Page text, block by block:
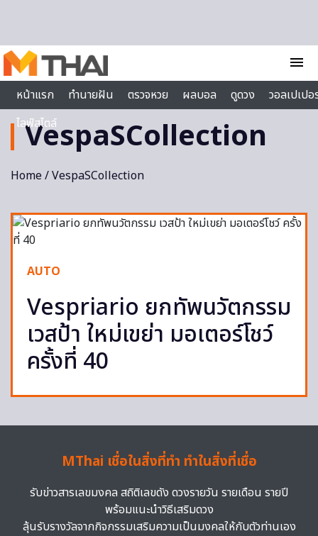
menu
หน้าแรก
ทำนายฝัน ตรวจหวย ผลบอล ดูดวง
วอลเปเป
ไลฟ์สไตล์
VespaSCollection
Home/ VespaSCollection
AUTO
Vespriario ยกทัพนวัตกรรม
เวสป้า ใหม่เขย่า มอเตอร์โชว์
ครั้งที่ 40
MThai เชื่อในสิ่งที่ทำ ทำในสิ่งที่เชื่อ
รับข่าวสารเลขมงคล สถิติเลขดัง ดวงรายวัน รายเดือน รายปี
พร้อมแนะนำวิธีเสริมดวง
ลุ้นรับรางวัลจากกิจกรรมเสริมความเป็นมงคลให้กับตัวท่านเอง